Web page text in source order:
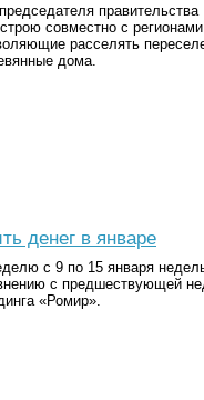
совместно с
расселять
дома.
денег в январе
с 9 по 15 января
с предшествующей
«Ромир».